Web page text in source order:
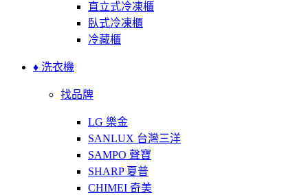
直立式冷凍櫃
臥式冷凍櫃
冷藏櫃
♦ 洗衣機
找品牌
LG 樂金
SANLUX 台灣三洋
SAMPO 聲寶
SHARP 夏普
CHIMEI 奇美